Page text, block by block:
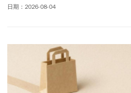
到43912.77點，上漲逾500點或1.2%，
高，反映外資雖然現貨賣超幅度收斂，
持續攀升。資金流向方面，權值股台積
大立光(3008)以4355元開盤沒多久就漲停
攻上漲停9495元，顯見高價股買盤明顯回
日期：2026-08-04